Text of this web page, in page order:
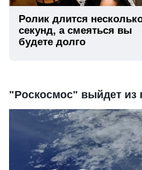
Ролик длится
секунд, а смеяться вы
будете долго
"Роскосмос" выйдет из